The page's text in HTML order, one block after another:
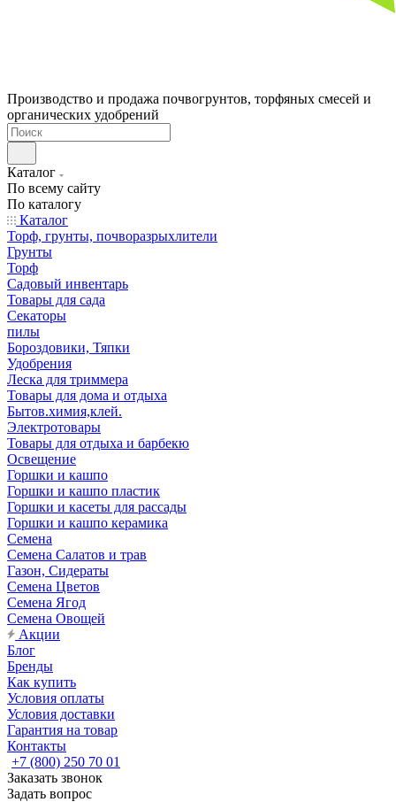
Производство и продажа почвогрунтов, торфяных смесей и
органических удобрений
Каталог
По всему сайту
По каталогу
Каталог
Торф, грунты, почворазрыхлители
Грунты
Торф
Садовый инвентарь
Товары для сада
Секаторы
пилы
Бороздовики, Тяпки
Удобрения
Леска для триммера
Товары для дома и отдыха
Бытов.химия,клей.
Электротовары
Товары для отдыха и барбекю
Освещение
Горшки и кашпо
Горшки и кашпо пластик
Горшки и касеты для рассады
Горшки и кашпо керамика
Семена
Семена Салатов и трав
Газон, Сидераты
Семена Цветов
Семена Ягод
Семена Овощей
Акции
Блог
Бренды
Как купить
Условия оплаты
Условия доставки
Гарантия на товар
Контакты
+7 (800) 250 70 01
Заказать звонок
Задать вопрос